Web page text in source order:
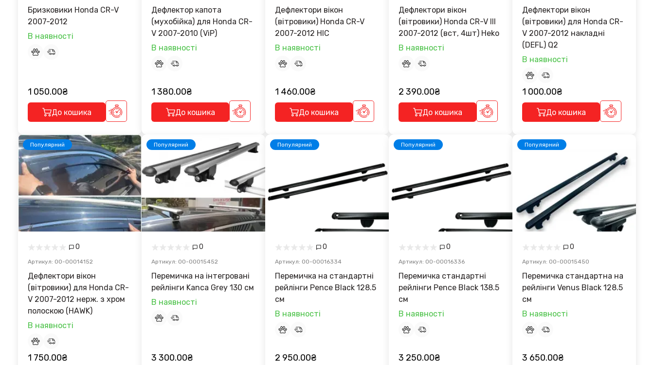
Бризковики Honda CR-V
2007-2012
В наявності
1 050.00₴
До кошика
Дефлектор капота
(мухобійка) для Honda CR-
V 2007-2010 (ViP)
В наявності
1 380.00₴
До кошика
Дефлектори вікон
(вітровики) Honda CR-V
2007-2012 HIC
В наявності
1 460.00₴
До кошика
Дефлектори вікон
(вітровики) Honda CR-V III
2007-2012 (вст, 4шт) Heko
В наявності
2 390.00₴
До кошика
Дефлектори вікон
(вітровики) для Honda CR-
V 2007-2012 накладні
(DEFL) Q2
В наявності
1 000.00₴
До кошика
Популярний
0
Артикул: 00-00014152
Дефлектори вікон
(вітровики) для Honda CR-
V 2007-2012 нерж. з хром
полоскою (HAWK)
В наявності
1 750.00₴
Популярний
0
Артикул: 00-00015452
Перемичка на інтегровані
рейлінги Kanca Grey 130 см
В наявності
3 300.00₴
Популярний
0
Артикул: 00-00016334
Перемичка на стандартні
рейлінги Pence Black 128.5
cм
В наявності
2 950.00₴
Популярний
0
Артикул: 00-00016336
Перемичка стандартні
рейлінги Pence Black 138.5
см
В наявності
3 250.00₴
Популярний
0
Артикул: 00-00015450
Перемичка стандартна на
рейлінги Venus Black 128.5
см
В наявності
3 650.00₴